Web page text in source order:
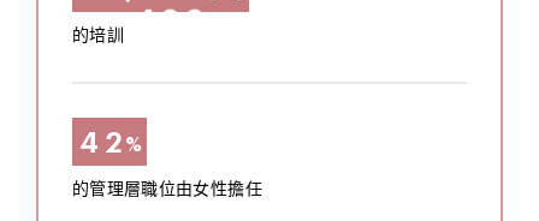
8
0
1
2
8
0
1
2
6
7
807
的培訓
4
5
2
3
%
的管理層職位由女性擔任